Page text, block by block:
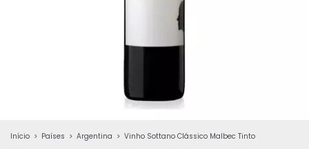
Início > Países > Argentina > Vinho Sottano Clássico Malbec Tinto